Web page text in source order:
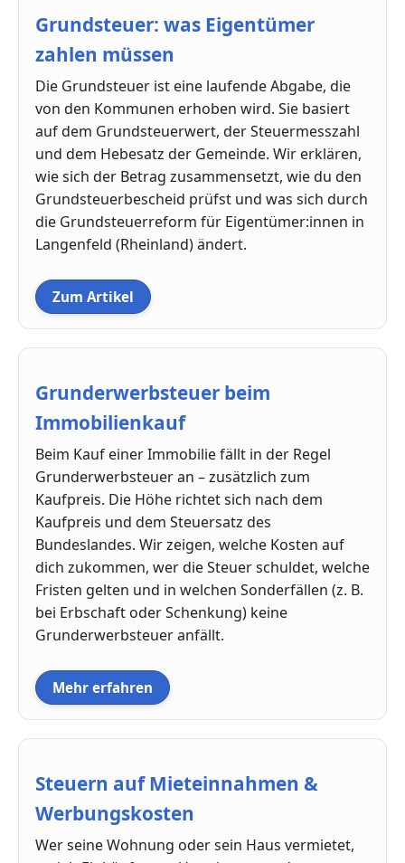
Grundsteuer: was Eigentümer
zahlen müssen
Die Grundsteuer ist eine laufende Abgabe, die
von den Kommunen erhoben wird. Sie basiert
auf dem Grundsteuerwert, der Steuermesszahl
und dem Hebesatz der Gemeinde. Wir erklären,
wie sich der Betrag zusammensetzt, wie du den
Grundsteuerbescheid prüfst und was sich durch
die Grundsteuerreform für Eigentümer:innen in
Langenfeld (Rheinland) ändert.
Zum Artikel
Grunderwerbsteuer beim
Immobilienkauf
Beim Kauf einer Immobilie fällt in der Regel
Grunderwerbsteuer an – zusätzlich zum
Kaufpreis. Die Höhe richtet sich nach dem
Kaufpreis und dem Steuersatz des
Bundeslandes. Wir zeigen, welche Kosten auf
dich zukommen, wer die Steuer schuldet, welche
Fristen gelten und in welchen Sonderfällen (z. B.
bei Erbschaft oder Schenkung) keine
Grunderwerbsteuer anfällt.
Mehr erfahren
Steuern auf Mieteinnahmen &
Werbungskosten
Wer seine Wohnung oder sein Haus vermietet,